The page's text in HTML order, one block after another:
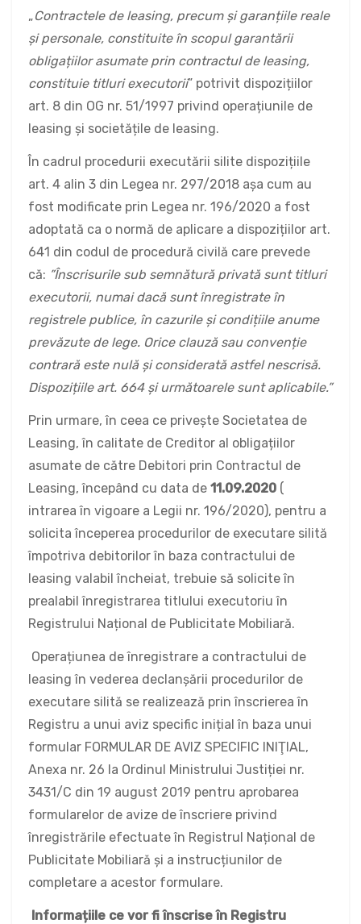
„Contractele de leasing, precum și garanțiile reale
și personale, constituite în scopul garantării
obligațiilor asumate prin contractul de leasing,
constituie titluri executorii” potrivit dispozițiilor
art. 8 din OG nr. 51/1997 privind operațiunile de
leasing și societățile de leasing.
În cadrul procedurii executării silite dispozițiile
art. 4 alin 3 din Legea nr. 297/2018 așa cum au
fost modificate prin Legea nr. 196/2020 a fost
adoptată ca o normă de aplicare a dispozițiilor art.
641 din codul de procedură civilă care prevede
că: ”Înscrisurile sub semnătură privată sunt titluri
executorii, numai dacă sunt înregistrate în
registrele publice, în cazurile și condițiile anume
prevăzute de lege. Orice clauză sau convenție
contrară este nulă și considerată astfel nescrisă.
Dispozițiile art. 664 și următoarele sunt aplicabile.”
Prin urmare, în ceea ce privește Societatea de
Leasing, în calitate de Creditor al obligațiilor
asumate de către Debitori prin Contractul de
Leasing, începând cu data de 11.09.2020 (
intrarea în vigoare a Legii nr. 196/2020), pentru a
solicita începerea procedurilor de executare silită
împotriva debitorilor în baza contractului de
leasing valabil încheiat, trebuie să solicite în
prealabil înregistrarea titlului executoriu în
Registrului Național de Publicitate Mobiliară.
Operațiunea de înregistrare a contractului de
leasing în vederea declanșării procedurilor de
executare silită se realizează prin înscrierea în
Registru a unui aviz specific inițial în baza unui
formular FORMULAR DE AVIZ SPECIFIC INIŢIAL,
Anexa nr. 26 la Ordinul Ministrului Justiției nr.
3431/C din 19 august 2019 pentru aprobarea
formularelor de avize de înscriere privind
înregistrările efectuate în Registrul Național de
Publicitate Mobiliară și a instrucțiunilor de
completare a acestor formulare.
Informațiile ce vor fi înscrise în Registru